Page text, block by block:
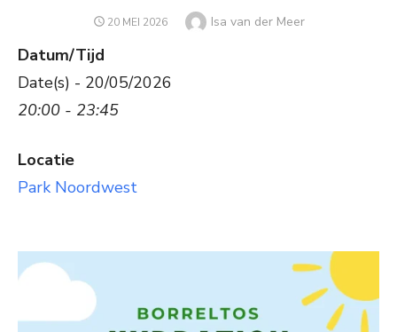
GEPLAATST
20 MEI 2026 Auteur
Isa van der Meer
Datum/Tijd
Date(s) - 20/05/2026
20:00 - 23:45
Locatie
Park Noordwest